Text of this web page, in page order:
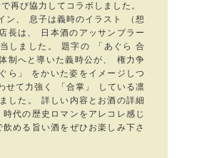
再び協力してコラボしました 。
ン 、 息子は義時のイラスト （想
長は 、
日本酒のアッサンブラー
しました 。 題字の 「 あぐら 合
制へと導いた義時公が、
権力争
ら 」
をかいた姿をイメージしつ
せて力強く 「合掌 」
している凛
した 。
詳しい内容とお酒の詳細
時代の歴史ロマンをアレコレ感じ
飲める旨い酒をぜひお楽しみ下さ